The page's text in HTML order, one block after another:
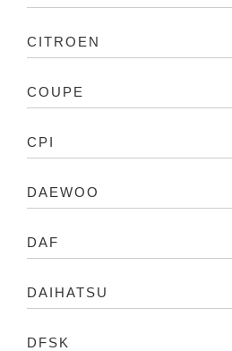
CITROEN
COUPE
CPI
DAEWOO
DAF
DAIHATSU
DFSK